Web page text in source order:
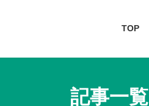
TOP
記事一覧